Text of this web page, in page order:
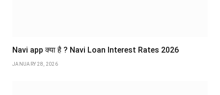
Navi app क्या है ? Navi Loan Interest Rates 2026
JANUARY 28, 2026